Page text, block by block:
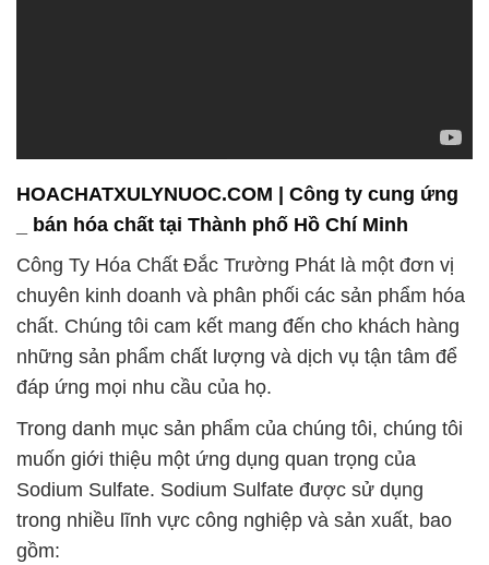
HOACHATXULYNUOC.COM | Công ty cung ứng
_ bán hóa chất tại Thành phố Hồ Chí Minh
Công Ty Hóa Chất Đắc Trường Phát là một đơn vị
chuyên kinh doanh và phân phối các sản phẩm hóa
chất. Chúng tôi cam kết mang đến cho khách hàng
những sản phẩm chất lượng và dịch vụ tận tâm để
đáp ứng mọi nhu cầu của họ.
Trong danh mục sản phẩm của chúng tôi, chúng tôi
muốn giới thiệu một ứng dụng quan trọng của
Sodium Sulfate. Sodium Sulfate được sử dụng
trong nhiều lĩnh vực công nghiệp và sản xuất, bao
gồm: